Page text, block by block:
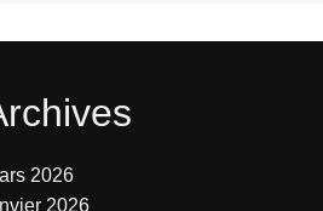
2026
2026